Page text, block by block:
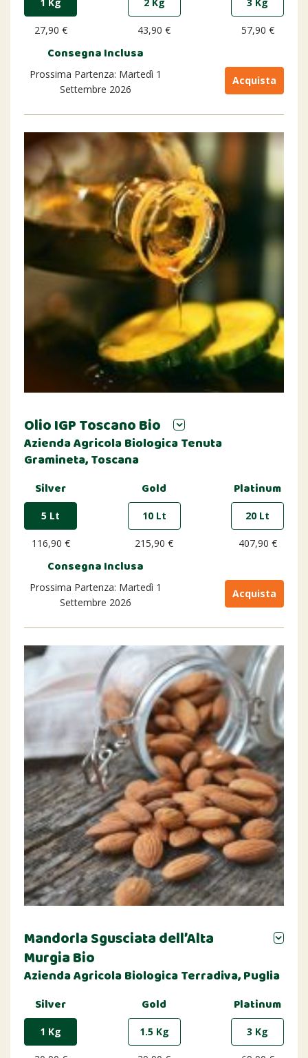
27,90 € 43,90 € 57,90 €
Consegna Inclusa
Prossima Partenza: Martedì 1
Settembre 2026
Acquista
Olio IGP Toscano Bio
Azienda Agricola Biologica Tenuta
Gramineta, Toscana
Silver
5 Lt
116,90 €
Gold
10 Lt
215,90 €
Platinum
20 Lt
407,90 €
Consegna Inclusa
Prossima Partenza: Martedì 1
Settembre 2026
Acquista
Mandorla Sgusciata dell’Alta
Murgia Bio
Azienda Agricola Biologica Terradiva, Puglia
Silver
1 Kg
Gold
1.5 Kg
Platinum
3 Kg